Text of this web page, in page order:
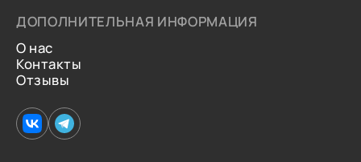
ДОПОЛНИТЕЛЬНАЯ ИНФОРМАЦИЯ
О нас
Контакты
Отзывы